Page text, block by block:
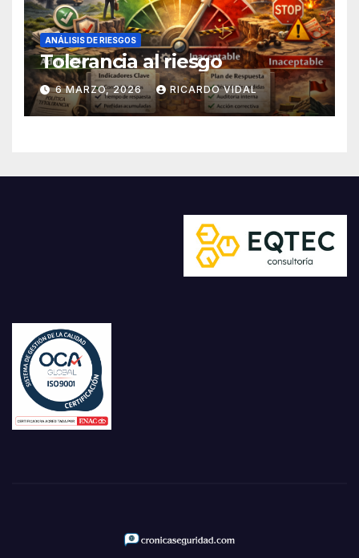
ANÁLISIS DE RIESGOS
Tolerancia al riesgo
6 MARZO, 2026 RICARDO VIDAL